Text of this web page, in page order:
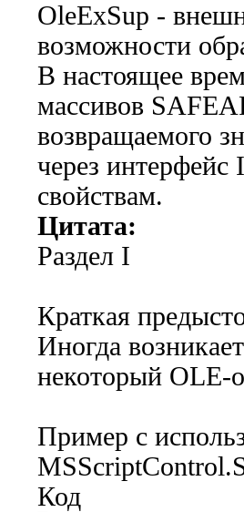
OleExSup -
возможности
В настоящее
массивов
возвращаемого
через
свойствам.
Цитата:
Раздел I
Краткая
Иногда
некоторый OLE-
Пример с
Код